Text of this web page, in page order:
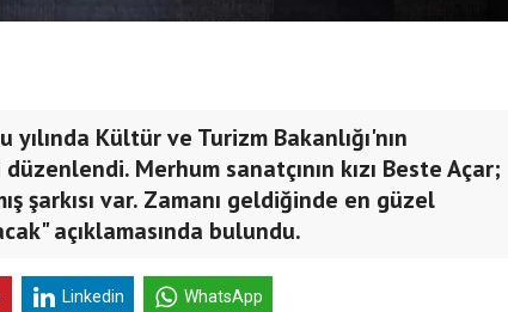
yılında Kültür ve Turizm Bakanlığı'nın
Merhum sanatçının kızı Beste Açar;
şarkısı var. Zamanı geldiğinde en güzel
açıklamasında bulundu.
Linkedin WhatsApp